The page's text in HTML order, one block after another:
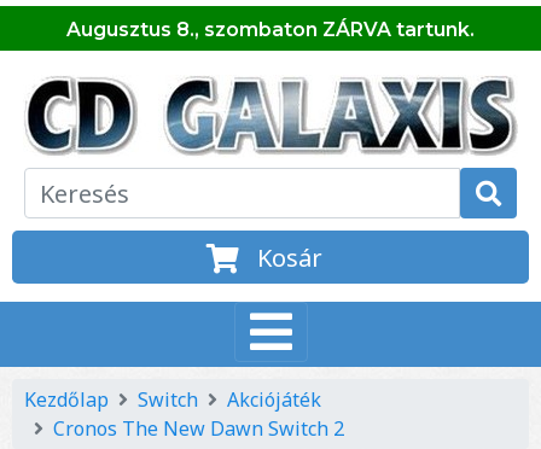
Augusztus 8., szombaton ZÁRVA tartunk.
Kosár
Kezdőlap Switch
Akciójáték
Cronos The New Dawn Switch 2